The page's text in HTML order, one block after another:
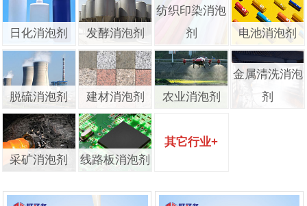
日化消泡剂 发酵消泡剂
纺织印染消泡
剂
电池消泡剂
脱硫消泡剂 建材消泡剂 农业消泡剂
金属清洗消泡
剂
采矿消泡剂 线路板消泡剂
其它行业+